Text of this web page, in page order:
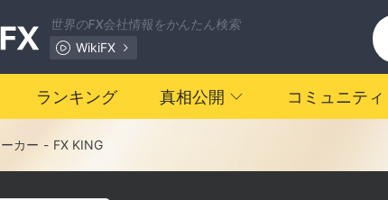
世界のFX会社情報をかんたん検索
WikiFX
ランキング 真相公開 コミュニティ
カー - FX KING